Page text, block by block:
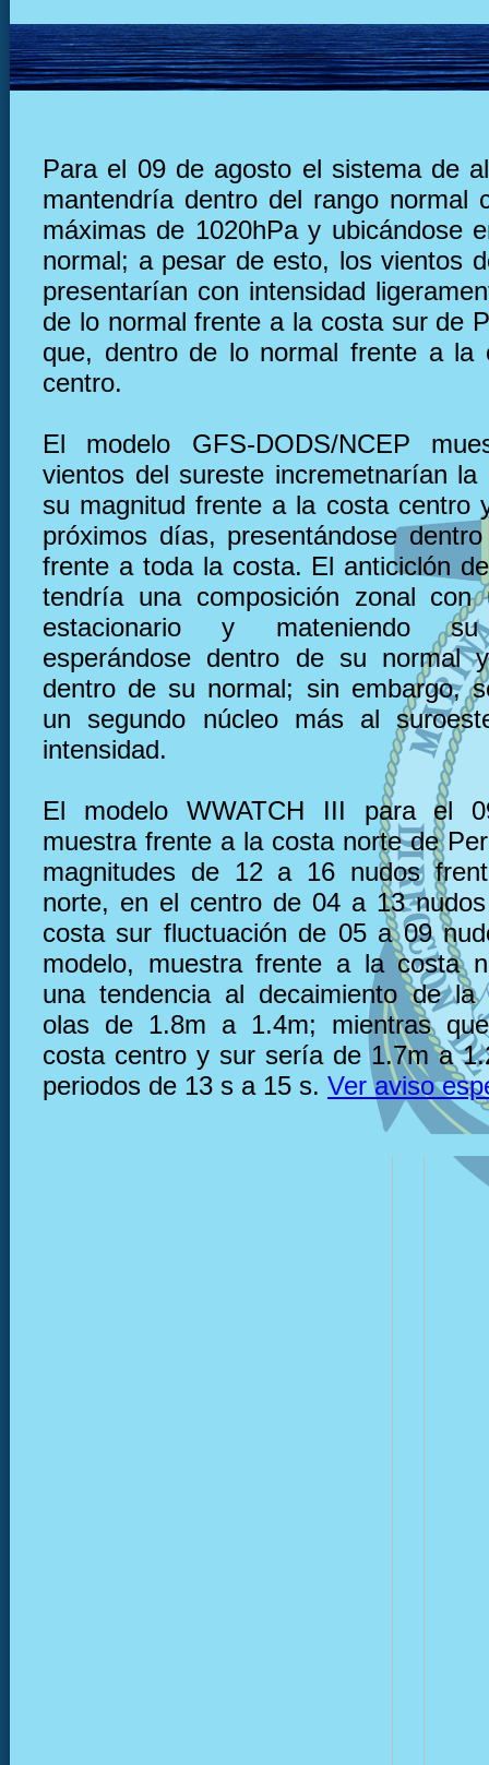
Para el 09 de agosto el sistema de
mantendría dentro del rango normal
máximas de 1020hPa y ubicándose
normal; a pesar de esto, los vientos
presentarían con intensidad
de lo normal frente a la costa sur de
que, dentro de lo normal frente a la
centro.
El modelo GFS-DODS/NCEP
vientos del sureste incremetnarían la
su magnitud frente a la costa centro
próximos días, presentándose
frente a toda la costa. El anticiclón
tendría una composición zonal con
estacionario y mateniendo su
esperándose dentro de su normal
dentro de su normal; sin embargo,
un segundo núcleo más al
intensidad.
El modelo WWATCH III para el
muestra frente a la costa norte de
magnitudes de 12 a 16 nudos
norte, en el centro de 04 a 13
costa sur fluctuación de 05 a 09
modelo, muestra frente a la costa
una tendencia al decaimiento de
olas de 1.8m a 1.4m; mientras
costa centro y sur sería de 1.7m a
periodos de 13 s a 15 s. Ver aviso